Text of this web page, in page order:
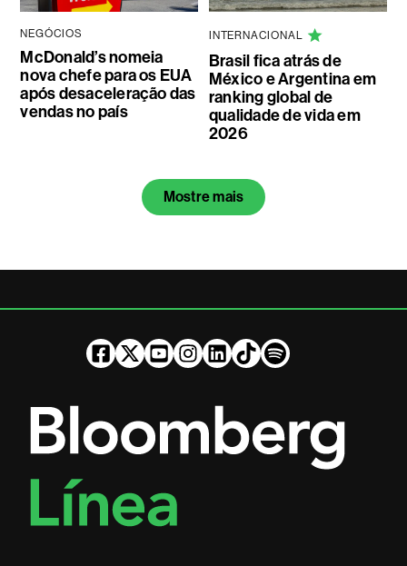
NEGÓCIOS
McDonald’s nomeia
nova chefe para os EUA
após desaceleração das
vendas no país
INTERNACIONAL
Brasil fica atrás de
México e Argentina em
ranking global de
qualidade de vida em
2026
Mostre mais